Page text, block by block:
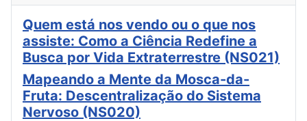
Quem está nos vendo ou o que nos
assiste: Como a Ciência Redefine a
Busca por Vida Extraterrestre (NS021)
Mapeando a Mente da Mosca-da-
Fruta: Descentralização do Sistema
Nervoso (NS020)